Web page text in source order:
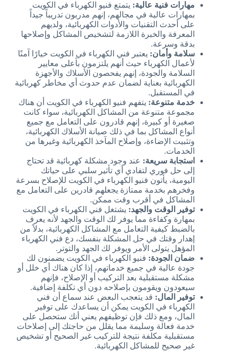
مهارات فنية عالية: يتمتع فنيو الكهرباء في الكويت
بمهارات عالية في مجالهم، إنهم مدربون تدريباً جيداً
على أحدث التقنيات والأدوات الكهربائية، ولديهم
المعرفة والخبرة اللازمة لتشخيص المشاكل وإصلاحها
بدقة وسرعة.
سلامة وأمان: يعتبر فني الكهرباء في الكويت خيارًا آمنًا
لأعمال الكهرباء حيث أنهم يلتزمون بأعلى معايير
السلامة والجودة، إنهم يفحصون الأسلاك والأجهزة
الكهربائية بعناية لضمان عدم حدوث أي مخاطر كهربائية
في المستقبل.
خدمة متنوعة: يتفهم فنيو الكهرباء في الكويت أن هناك
مجموعة متنوعة من المشاكل الكهربائية، سواء كانت
صغيرة أو كبيرة، إنهم قادرون على التعامل مع جميع
أنواع المشاكل بما في ذلك صيانة الأسلاك الكهربائية،
وتثبيت الإضاءة، وإصلاح المآخذ الكهربائية وغيرها من
الخدمات.
استجابة سريعة: عند وجود مشكلة كهربائية قد تحتاج
إلى حل فوري لتفادي أي تأثير سلبي على حياتك
اليومية، يأتون فنيو الكهرباء في الكويت للإصلاح بسرعة
وفخرهم بخدمة ممتازة يجعلهم قادرين على التعامل مع
المشاكل في أقرب وقت ممكن.
توفير الوقت والجهد: يشتغل فني الكهرباء في الكويت
بمهارة وكفاءة مما يوفر لك الوقت والجهد لأنه يعرف
بالضبط كيفية التعامل مع المشاكل الكهربائية، بدلاً من
إهدار وقتك في حل المشكلة بنفسك، دع فني الكهرباء
المؤهل يتولى الأمر ويوفر لك الجهد والتوتر.
ضمان الجودة: فنيو الكهرباء في الكويت يضمنون لك
جودة عالية في جميع خدماتهم، إذا كان هناك أي خلل أو
مشكلة مستقبلية بعد التركيب أو الإصلاح، فإنهم
سيعودون ويقومون بإصلاحه دون أي تكلفة إضافية.
توفير المال: قد يتعجب البعض عند سماع أن فني
الكهرباء في الكويت يمكن أن يساعدك على توفير
المال، ومع ذلك فإن توظيفهم يعني أنك ستحصل على
خدمة فعالة وسليمة مما يقلل من حاجتك إلى إصلاحات
مستقبلية مكلفة نتيجة للتركيب غير الصحيح أو تشخيص
غير صحيح للمشاكل الكهربائية.